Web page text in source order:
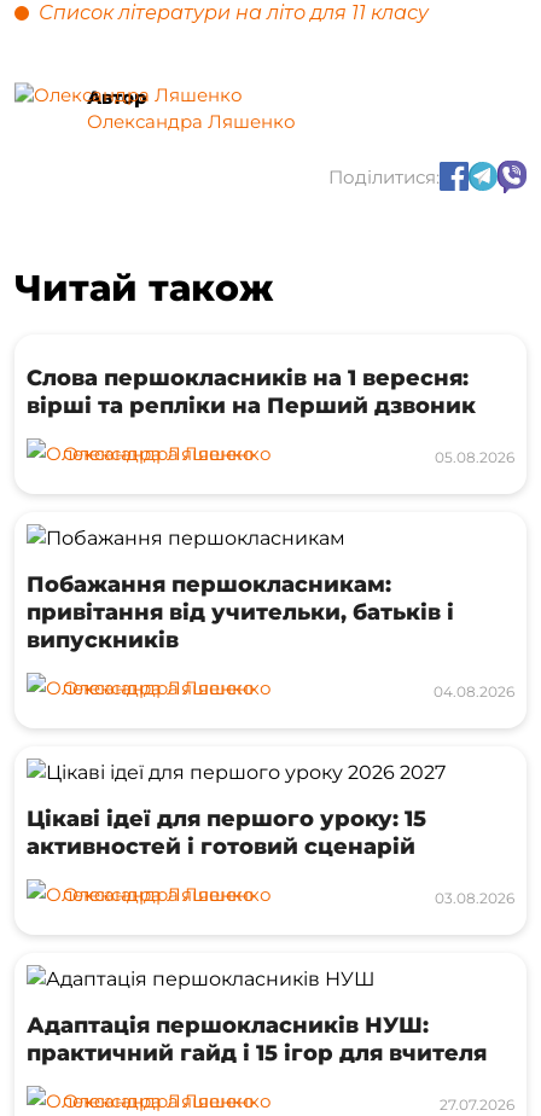
Список літератури на літо для 11 класу
Автор
Олександра Ляшенко
Поділитися:
Читай також
Слова першокласників на 1 вересня:
вірші та репліки на Перший дзвоник
Олександра Ляшенко 05.08.2026
Побажання першокласникам:
привітання від учительки, батьків і
випускників
Олександра Ляшенко 04.08.2026
Цікаві ідеї для першого уроку: 15
активностей і готовий сценарій
Олександра Ляшенко 03.08.2026
Адаптація першокласників НУШ:
практичний гайд і 15 ігор для вчителя
Олександра Ляшенко 27.07.2026